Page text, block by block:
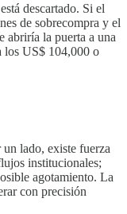
descartado. Si el
de sobrecompra y el
abriría la puerta a una
los US$ 104,000 o
lado, existe fuerza
institucionales;
agotamiento. La
con precisión